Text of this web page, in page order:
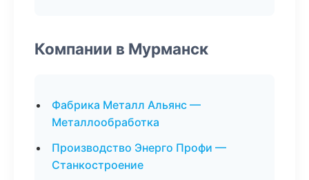
Компании в Мурманск
Фабрика Металл Альянс —
Металлообработка
Производство Энерго Профи —
Станкостроение